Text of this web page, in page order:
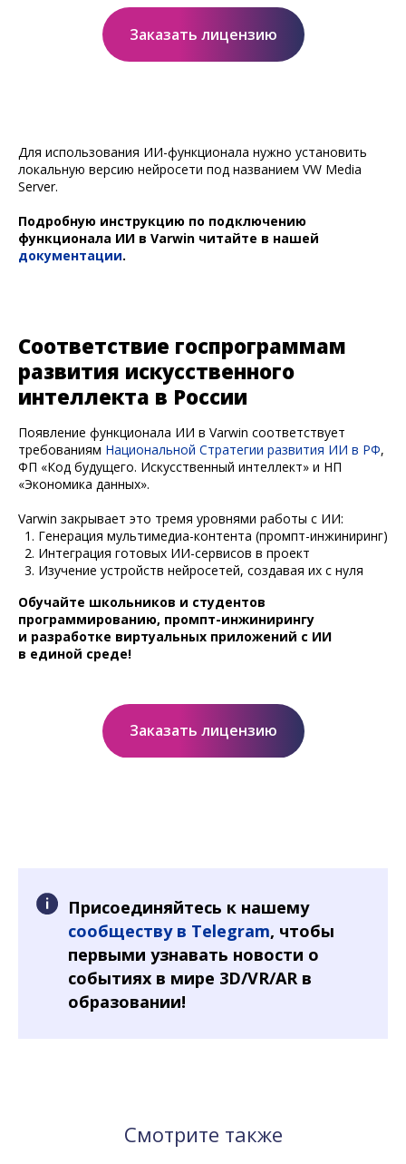
Заказать лицензию
Для использования ИИ-функционала нужно установить
локальную версию нейросети под названием VW Media
Server.
Подробную инструкцию по подключению
функционала ИИ в Varwin читайте в нашей
документации.
Соответствие госпрограммам
развития искусственного
интеллекта в России
Появление функционала ИИ в Varwin соответствует
требованиям Национальной Стратегии развития ИИ в РФ,
ФП «Код будущего. Искусственный интеллект» и НП
«Экономика данных».
Varwin закрывает это тремя уровнями работы с ИИ:
Генерация мультимедиа-контента (промпт-инжиниринг)
Интеграция готовых ИИ-сервисов в проект
Изучение устройств нейросетей, создавая их с нуля
Обучайте школьников и студентов
программированию, промпт-инжинирингу
и разработке виртуальных приложений с ИИ
в единой среде!
Заказать лицензию
Присоединяйтесь к нашему
сообществу в Telegram, чтобы
первыми узнавать новости о
событиях в мире 3D/VR/AR в
образовании!
Смотрите также